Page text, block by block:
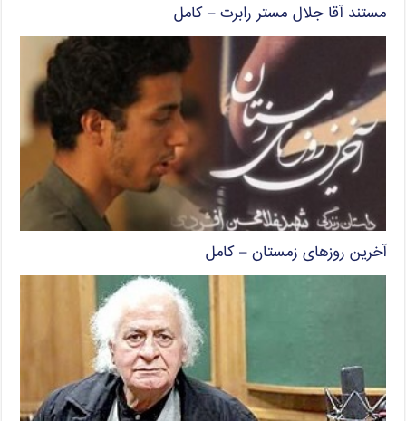
مستند آقا جلال مستر رابرت – کامل
آخرین روزهای زمستان – کامل